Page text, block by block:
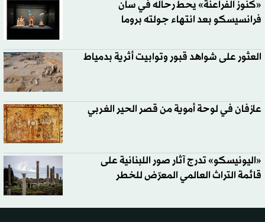
«كنوز الفراعنة» يحط رحاله في سان
فرانسيسكو بعد انتهاء جولته بروما
العثور على شواهد قبور وتوابيت أثرية بدمياط
عازفان في لوحة أموية من قصر الحير الغربي
«اليونيسكو» تدرج آثار صور اللبنانية على
قائمة التراث العالمي المعرّض للخطر